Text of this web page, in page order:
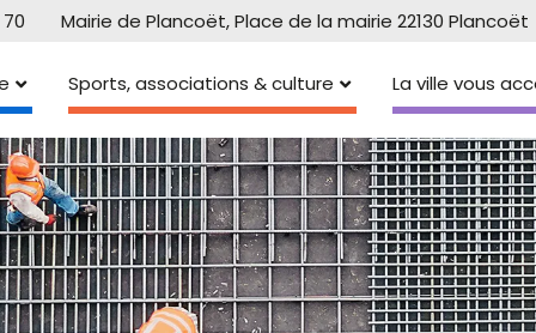
Mairie de Plancoët, Place de la mairie 22130 Plancoët
Sports, associations & culture La ville vous